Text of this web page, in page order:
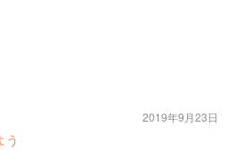
う
2019年9月23日